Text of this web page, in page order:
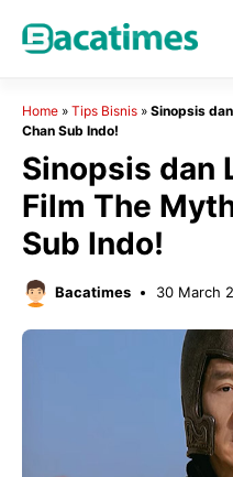
Home » Tips Bisnis » Sinopsis
Chan Sub Indo!
Sinopsis dan
Film The
Sub Indo!
Bacatimes 30 March